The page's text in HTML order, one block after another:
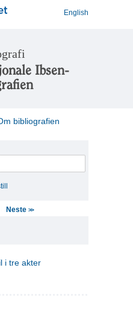
English
Ibsen-
bibliografien
Neste>>
i tre akter